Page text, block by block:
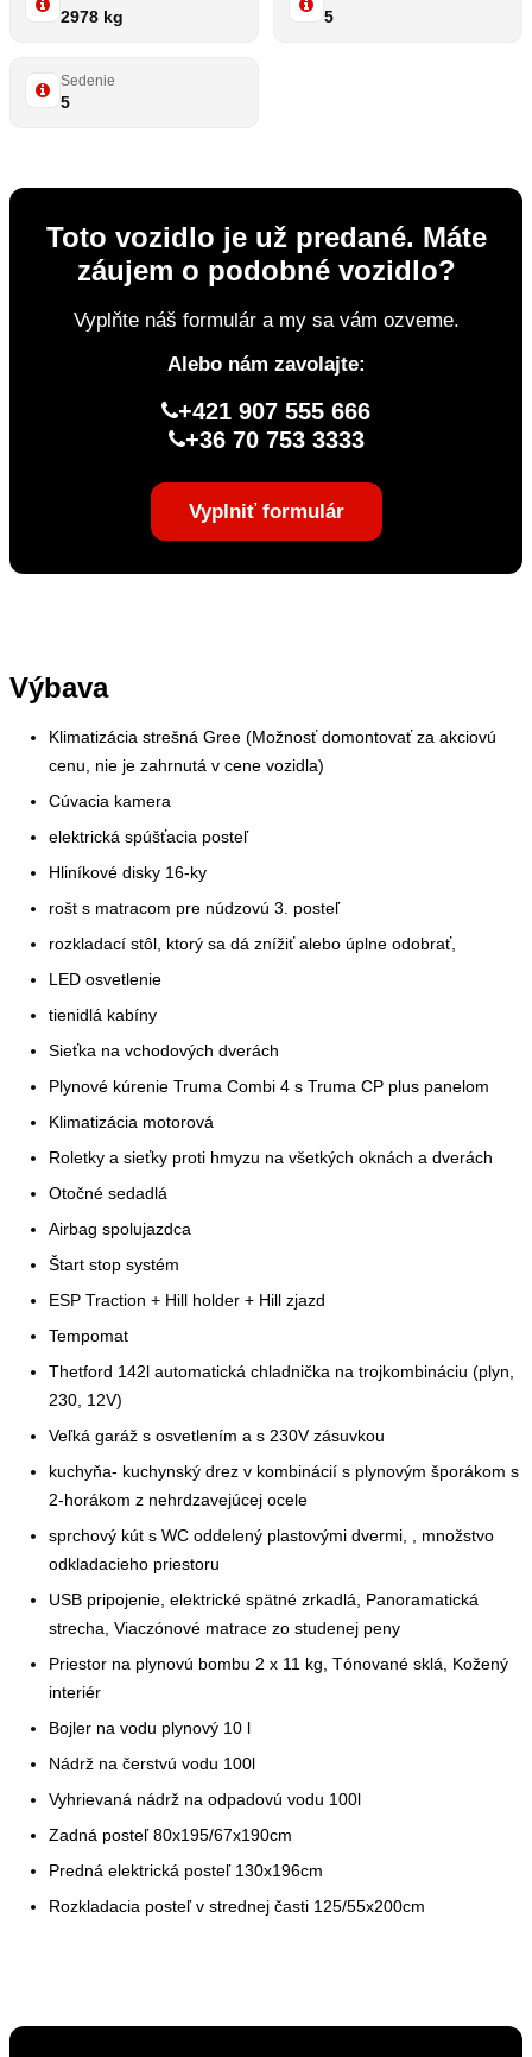
2978 kg 5
Sedenie
5
Toto vozidlo je už predané. Máte
záujem o podobné vozidlo?
Vyplňte náš formulár a my sa vám ozveme.
Alebo nám zavolajte:
+421 907 555 666
+36 70 753 3333
Vyplniť formulár
Výbava
Klimatizácia strešná Gree (Možnosť domontovať za akciovú
cenu, nie je zahrnutá v cene vozidla)
Cúvacia kamera
elektrická spúšťacia posteľ
Hliníkové disky 16-ky
rošt s matracom pre núdzovú 3. posteľ
rozkladací stôl, ktorý sa dá znížiť alebo úplne odobrať,
LED osvetlenie
tienidlá kabíny
Sieťka na vchodových dverách
Plynové kúrenie Truma Combi 4 s Truma CP plus panelom
Klimatizácia motorová
Roletky a sieťky proti hmyzu na všetkých oknách a dverách
Otočné sedadlá
Airbag spolujazdca
Štart stop systém
ESP Traction + Hill holder + Hill zjazd
Tempomat
Thetford 142l automatická chladnička na trojkombináciu (plyn,
230, 12V)
Veľká garáž s osvetlením a s 230V zásuvkou
kuchyňa- kuchynský drez v kombinácií s plynovým šporákom s
2-horákom z nehrdzavejúcej ocele
sprchový kút s WC oddelený plastovými dvermi, , množstvo
odkladacieho priestoru
USB pripojenie, elektrické spätné zrkadlá, Panoramatická
strecha, Viaczónové matrace zo studenej peny
Priestor na plynovú bombu 2 x 11 kg, Tónované sklá, Kožený
interiér
Bojler na vodu plynový 10 l
Nádrž na čerstvú vodu 100l
Vyhrievaná nádrž na odpadovú vodu 100l
Zadná posteľ 80x195/67x190cm
Predná elektrická posteľ 130x196cm
Rozkladacia posteľ v strednej časti 125/55x200cm